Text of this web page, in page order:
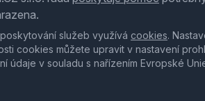
služeb využívá cookies.
cookies můžete upravit v nastavení
údaje v souladu s nařízením Evropské